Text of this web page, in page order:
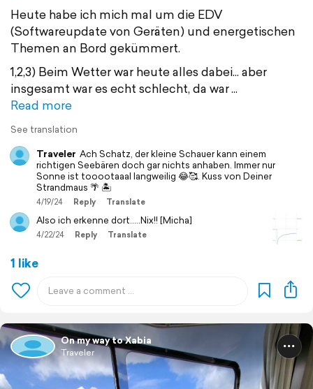
Heute habe ich mich mal um die EDV
(Softwareupdate von Geräten) und energetischen
Themen an Bord gekümmert.
1,2,3) Beim Wetter war heute alles dabei... aber
insgesamt war es echt schlecht, da war
Read more
See translation
Traveler Ach Schatz, der kleine Schauer kann einem
richtigen Seebären doch gar nichts anhaben. Immer nur
Sonne ist tooootaaal langweilig 😂🥰. Kuss von Deiner
Strandmaus 🌴 🏝️
4/19/24 Reply Translate
Also ich erkenne dort.....Nix!! [Micha]
4/22/24 Reply Translate
1 like
On my way to Xabia
Traveler